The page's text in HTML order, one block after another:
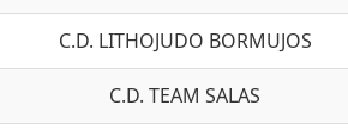
C.D. LITHOJUDO BORMUJOS
C.D. TEAM SALAS